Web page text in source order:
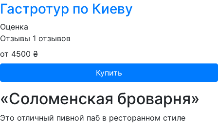
Гастротур по Киеву
Оценка
Отзывы 1 отзывов
от 4500 ₴
Купить
«Соломенская броварня»
Это отличный пивной паб в ресторанном стиле